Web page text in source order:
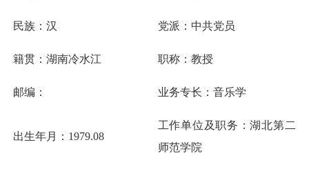
民族：汉 党派：中共党员
籍贯：湖南冷水江 职称：教授
邮编： 业务专长： 音乐学
出生年月：1979.08
工作单位及职务：湖北第二
师范学院